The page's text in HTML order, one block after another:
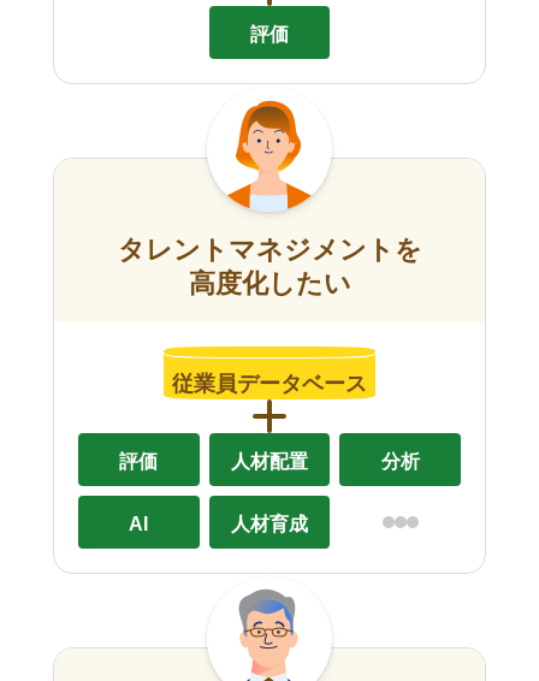
評価
タレントマネジメントを
高度化したい
従業員データベース
評価 人材配置 分析
AI 人材育成